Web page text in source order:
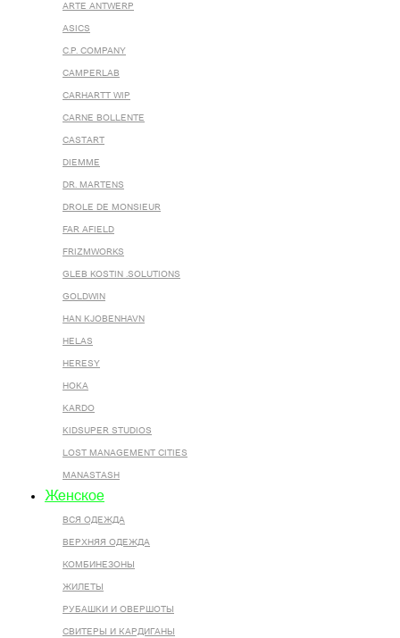
ARTE ANTWERP
ASICS
C.P. COMPANY
CAMPERLAB
CARHARTT WIP
CARNE BOLLENTE
CASTART
DIEMME
DR. MARTENS
DROLE DE MONSIEUR
FAR AFIELD
FRIZMWORKS
GLEB KOSTIN .SOLUTIONS
GOLDWIN
HAN KJOBENHAVN
HELAS
HERESY
HOKA
KARDO
KIDSUPER STUDIOS
LOST MANAGEMENT CITIES
MANASTASH
Женское
ВСЯ ОДЕЖДА
ВЕРХНЯЯ ОДЕЖДА
КОМБИНЕЗОНЫ
ЖИЛЕТЫ
РУБАШКИ И ОВЕРШОТЫ
СВИТЕРЫ И КАРДИГАНЫ